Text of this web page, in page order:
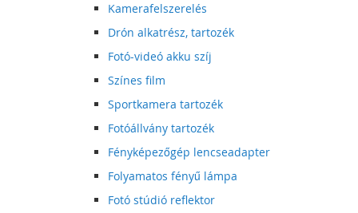
Kamerafelszerelés
Drón alkatrész, tartozék
Fotó-videó akku szíj
Színes film
Sportkamera tartozék
Fotóállvány tartozék
Fényképezőgép lencseadapter
Folyamatos fényű lámpa
Fotó stúdió reflektor